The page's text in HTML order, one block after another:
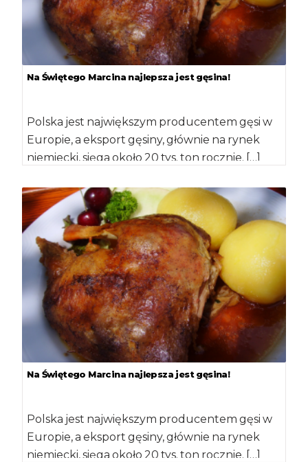
Na Świętego Marcina najlepsza jest gęsina!
Polska jest największym producentem gęsi w
Europie, a eksport gęsiny, głównie na rynek
niemiecki, sięga około 20 tys. ton rocznie. […]
Na Świętego Marcina najlepsza jest gęsina!
Polska jest największym producentem gęsi w
Europie, a eksport gęsiny, głównie na rynek
niemiecki, sięga około 20 tys. ton rocznie. […]